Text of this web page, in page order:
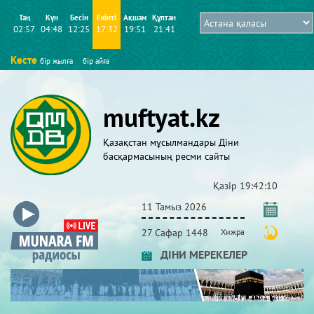
Таң
02:57
Күн
04:48
Бесін
12:25
Екінті
17:32
Ақшам
19:51
Құптан
21:41
Кесте бір жылға бір айға
muftyat.kz
Қазақстан мұсылмандары Діни
басқармасының ресми сайты
Қазір 19:42:11
11 Тамыз 2026
27 Сафар 1448 Хижра
ДІНИ МЕРЕКЕЛЕР